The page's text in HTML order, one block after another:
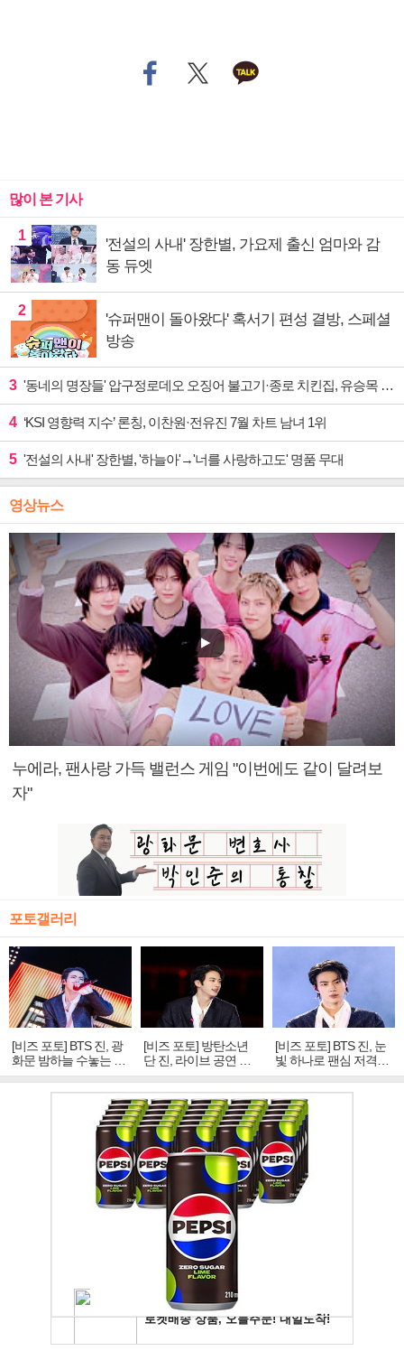
많이 본 기사
1
'전설의 사내' 장한별, 가요제 출신 엄마와 감
동 듀엣
2
'슈퍼맨이 돌아왔다' 혹서기 편성 결방, 스페셜
방송
3 '동네의 명장들' 압구정로데오 오징어 불고기·종로 치킨집, 유승목 입맛 저격
4 ‘KSI 영향력 지수’ 론칭, 이찬원·전유진 7월 차트 남녀 1위
5 '전설의 사내' 장한별, '하늘아'→'너를 사랑하고도' 명품 무대
영상뉴스
누에라, 팬사랑 가득 밸런스 게임 "이번에도 같이 달려보
자"
포토갤러리
[비즈 포토] BTS 진, 광
화문 밤하늘 수놓는 '비
주얼 킹'의 열창
[비즈 포토] 방탄소년
단 진, 라이브 공연 중
빛나는 독보적 아우라
[비즈 포토] BTS 진, 눈
빛 하나로 팬심 저격…
독보적 카리스마